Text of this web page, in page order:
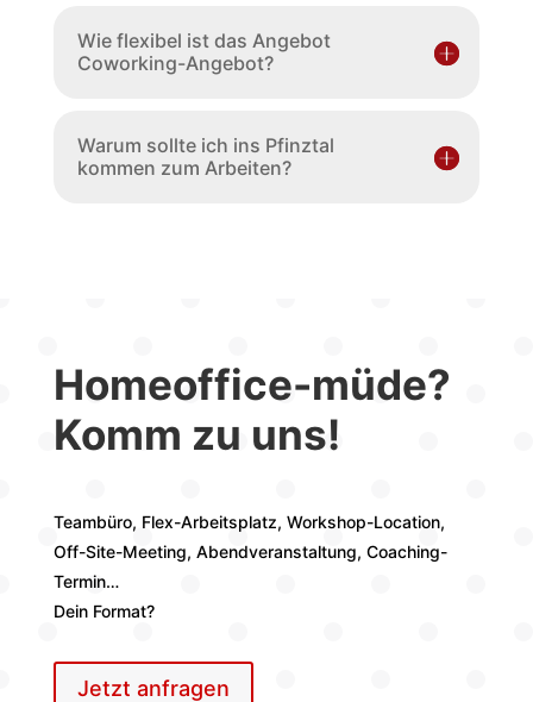
Wie flexibel ist das Angebot
Coworking-Angebot?
Warum sollte ich ins Pfinztal
kommen zum Arbeiten?
Homeoffice-müde?
Komm zu uns!
Teambüro, Flex-Arbeitsplatz, Workshop-Location,
Off-Site-Meeting, Abendveranstaltung, Coaching-
Termin…
Dein Format?
Jetzt anfragen